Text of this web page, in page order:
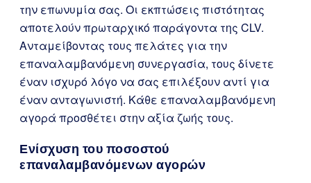
την επωνυμία σας. Οι εκπτώσεις πιστότητας
αποτελούν πρωταρχικό παράγοντα της CLV.
Ανταμείβοντας τους πελάτες για την
επαναλαμβανόμενη συνεργασία, τους δίνετε
έναν ισχυρό λόγο να σας επιλέξουν αντί για
έναν ανταγωνιστή. Κάθε επαναλαμβανόμενη
αγορά προσθέτει στην αξία ζωής τους.
Ενίσχυση του ποσοστού
επαναλαμβανόμενων αγορών